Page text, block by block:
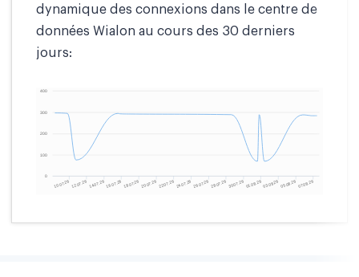
dynamique des connexions dans le centre de
données Wialon au cours des 30 derniers
jours: